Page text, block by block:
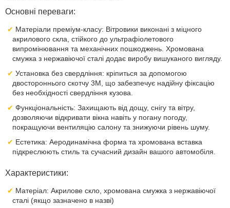
Основні переваги:
Матеріали преміум-класу: Вітровики виконані з міцного
акрилового скла, стійкого до ультрафіолетового
випромінювання та механічних пошкоджень. Хромована
смужка з нержавіючої сталі додає виробу вишуканого вигляду.
Установка без свердління: кріпиться за допомогою
двостороннього скотчу 3M, що забезпечує надійну фіксацію
без необхідності свердління кузова.
Функціональність: Захищають від дощу, снігу та вітру,
дозволяючи відкривати вікна навіть у погану погоду,
покращуючи вентиляцію салону та знижуючи рівень шуму.
Естетика: Аеродинамічна форма та хромована вставка
підкреслюють стиль та сучасний дизайн вашого автомобіля.
Характеристики:
Матеріал: Акрилове скло, хромована смужка з нержавіючої
сталі (якщо зазначено в назві)